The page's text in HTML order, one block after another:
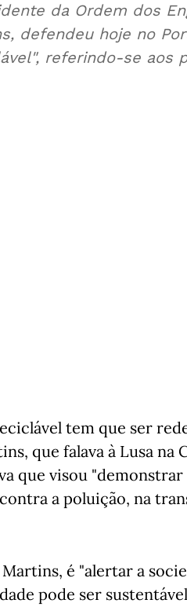
da Ordem dos
defendeu hoje no
referindo-se aos
tem que ser
que falava à Lusa na
que visou
a poluição, na
é "alertar a
pode ser